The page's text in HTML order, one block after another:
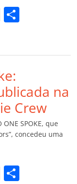
C
y
Li
n
k
p
til
h
ar
na
Crew
SPOKE, que
concedeu uma
C